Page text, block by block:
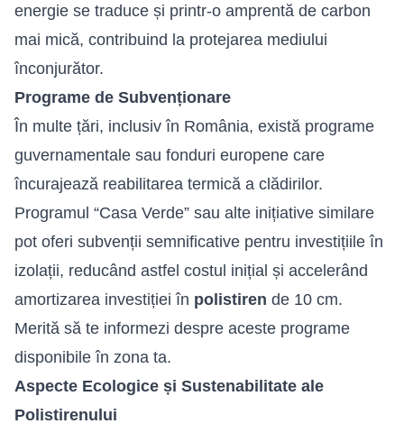
energie se traduce și printr-o amprentă de carbon
mai mică, contribuind la protejarea mediului
înconjurător.
Programe de Subvenționare
În multe țări, inclusiv în România, există programe
guvernamentale sau fonduri europene care
încurajează reabilitarea termică a clădirilor.
Programul “Casa Verde” sau alte inițiative similare
pot oferi subvenții semnificative pentru investițiile în
izolații, reducând astfel costul inițial și accelerând
amortizarea investiției în polistiren de 10 cm.
Merită să te informezi despre aceste programe
disponibile în zona ta.
Aspecte Ecologice și Sustenabilitate ale
Polistirenului